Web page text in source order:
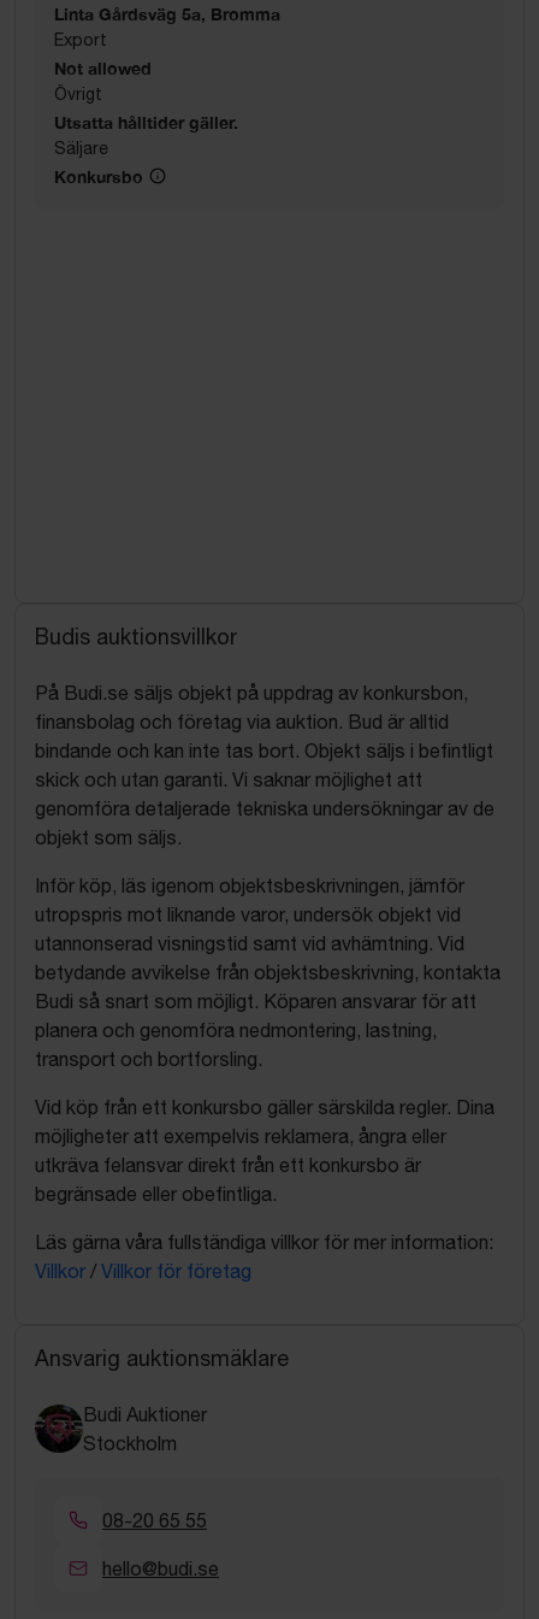
Linta Gårdsväg 5a, Bromma
Export
Not allowed
Övrigt
Utsatta hålltider gäller.
Säljare
Konkursbo
Budis auktionsvillkor
På Budi.se säljs objekt på uppdrag av konkursbon,
finansbolag och företag via auktion. Bud är alltid
bindande och kan inte tas bort. Objekt säljs i befintligt
skick och utan garanti. Vi saknar möjlighet att
genomföra detaljerade tekniska undersökningar av de
objekt som säljs.
Inför köp, läs igenom objektsbeskrivningen, jämför
utropspris mot liknande varor, undersök objekt vid
utannonserad visningstid samt vid avhämtning. Vid
betydande avvikelse från objektsbeskrivning, kontakta
Budi så snart som möjligt. Köparen ansvarar för att
planera och genomföra nedmontering, lastning,
transport och bortforsling.
Vid köp från ett konkursbo gäller särskilda regler. Dina
möjligheter att exempelvis reklamera, ångra eller
utkräva felansvar direkt från ett konkursbo är
begränsade eller obefintliga.
Läs gärna våra fullständiga villkor för mer information:
Villkor / Villkor för företag
Ansvarig auktionsmäklare
Budi Auktioner
Stockholm
08-20 65 55
hello@budi.se